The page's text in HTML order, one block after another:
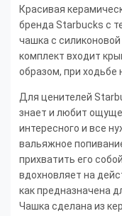
Красивая
бренда Starbucks c
чашка с
комплект входит
образом, при ходьбе
Для ценителей
знает и любит
интересного и все
вальяжное
прихватить его
вдохновляет на
как предназначена
Чашка сделана из